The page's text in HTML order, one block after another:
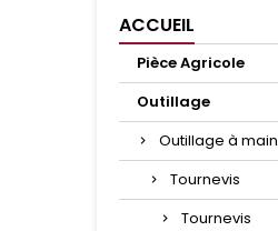
ACCUEIL
Pièce Agricole
Outillage
Outillage à main
Tournevis
Tournevis